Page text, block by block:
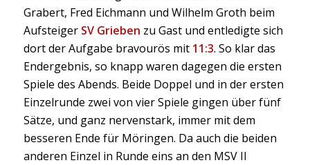
Grabert, Fred Eichmann und Wilhelm Groth beim
Aufsteiger SV Grieben zu Gast und entledigte sich
dort der Aufgabe bravourös mit 11:3. So klar das
Endergebnis, so knapp waren dagegen die ersten
Spiele des Abends. Beide Doppel und in der ersten
Einzelrunde zwei von vier Spiele gingen über fünf
Sätze, und ganz nervenstark, immer mit dem
besseren Ende für Möringen. Da auch die beiden
anderen Einzel in Runde eins an den MSV II